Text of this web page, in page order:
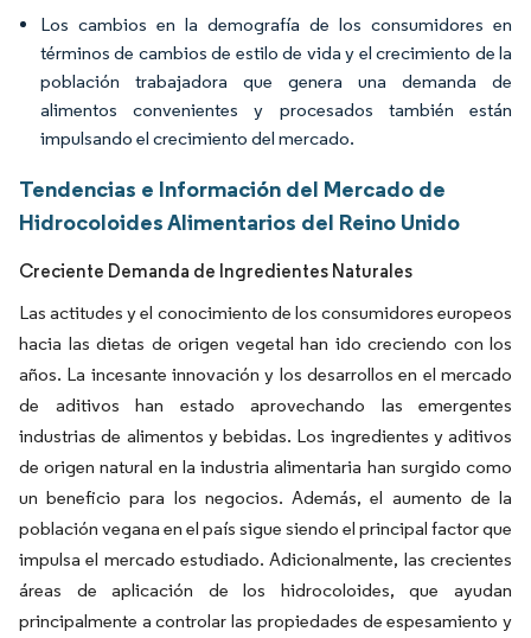
Los cambios en la demografía de los consumidores en
términos de cambios de estilo de vida y el crecimiento de la
población trabajadora que genera una demanda de
alimentos convenientes y procesados también están
impulsando el crecimiento del mercado.
Tendencias e Información del Mercado de
Hidrocoloides Alimentarios del Reino Unido
Creciente Demanda de Ingredientes Naturales
Las actitudes y el conocimiento de los consumidores europeos
hacia las dietas de origen vegetal han ido creciendo con los
años. La incesante innovación y los desarrollos en el mercado
de aditivos han estado aprovechando las emergentes
industrias de alimentos y bebidas. Los ingredientes y aditivos
de origen natural en la industria alimentaria han surgido como
un beneficio para los negocios. Además, el aumento de la
población vegana en el país sigue siendo el principal factor que
impulsa el mercado estudiado. Adicionalmente, las crecientes
áreas de aplicación de los hidrocoloides, que ayudan
principalmente a controlar las propiedades de espesamiento y